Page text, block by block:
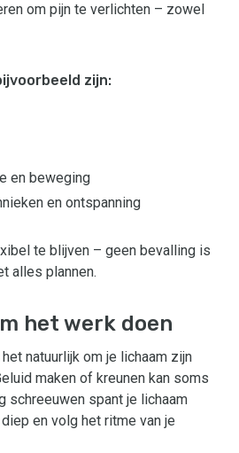
om pijn te verlichten – zowel
zijn:
en beweging
en ontspanning
te blijven – geen bevalling is
alles plannen.
het werk doen
natuurlijk om je lichaam zijn
maken of kreunen kan soms
schreeuwen spant je lichaam
en volg het ritme van je